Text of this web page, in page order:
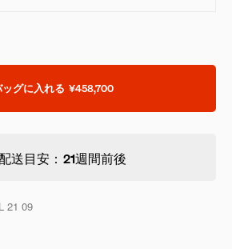
ッグに入れる ¥458,700
目安：21週間前後
21 09